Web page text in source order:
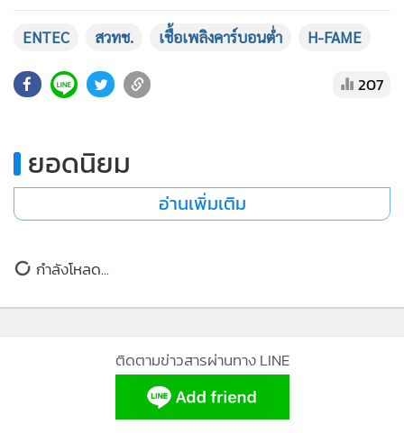
• Motoring
เกม
• วิทยาศาสตร์
• SMEs
• อินโดจีน
• กองทุนรวม
•
• ญี่ปุ่น
ENTEC สวทช. เชื้อเพลิงคาร์บอนต่ำ H-FAME
207
ยอดนิยม
อ่านเพิ่มเติม
กำลังโหลด...
ติดตามข่าวสารผ่านทาง LINE